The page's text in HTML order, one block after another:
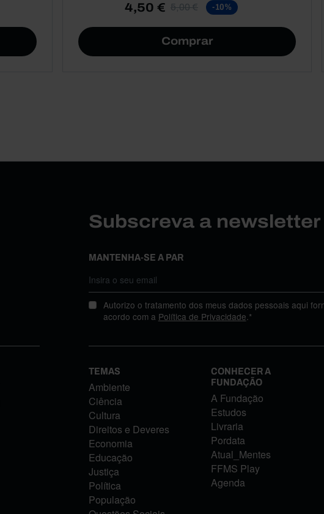
4,50 € 5,00 € -10%
Comprar
Subscreva a
MANTENHA-SE A PAR
Autorizo o tratamento dos meus dados pessoais aqui
acordo com a Política de Privacidade.*
TEMAS
Ambiente
Ciência
Cultura
Direitos e Deveres
Economia
Educação
Justiça
Política
População
CONHECER A
FUNDAÇÃO
A Fundação
Estudos
Livraria
Pordata
Atual_Mentes
FFMS Play
Agenda